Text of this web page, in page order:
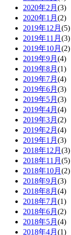
2020年2月 (3)
2020年1月 (2)
2019年12月 (5)
2019年11月 (3)
2019年10月 (2)
2019年9月 (4)
2019年8月 (1)
2019年7月 (4)
2019年6月 (3)
2019年5月 (3)
2019年4月 (4)
2019年3月 (2)
2019年2月 (4)
2019年1月 (3)
2018年12月 (3)
2018年11月 (5)
2018年10月 (2)
2018年9月 (3)
2018年8月 (4)
2018年7月 (1)
2018年6月 (2)
2018年5月 (4)
2018年4月 (1)